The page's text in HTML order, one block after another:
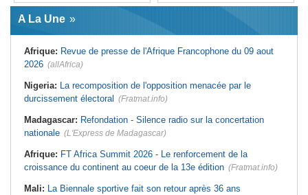
édition
Mali:La Biennale sportive fait son
financier régional - Un bon plant
pour le secteur agricole
armes légères - L'ONU tire la
sonnette d'alarme
Sénégal:FERA - La DG sortante
financier du fonds
Sénégal:Affaire d'actes contre
Pikine-Guédiawaye interjette appel
de l'ordonnance de non-lieu partiel et
de renvoi de plusieurs prévenus
l'avant »
d'Ivoire et l'Algérie
Afrique:Le Maroc et l'Afrique du
Afrique:
Côte d'Ivoire - Algérie, un
duel de contrastes
Afrique:
quart
Tunisie:
interconnecté « One Health »
A La Une
Afrique: Revue de presse de l'Afrique Francophone du 09 aout
2026 (allAfrica)
Nigeria: La recomposition de l'opposition menacée par le
durcissement électoral (Fratmat.info)
Madagascar: Refondation - Silence radio sur la concertation
nationale (L'Express de Madagascar)
Afrique: FT Africa Summit 2026 - Le renforcement de la
croissance du continent au coeur de la 13e édition (Fratmat.info)
Mali: La Biennale sportive fait son retour après 36 ans